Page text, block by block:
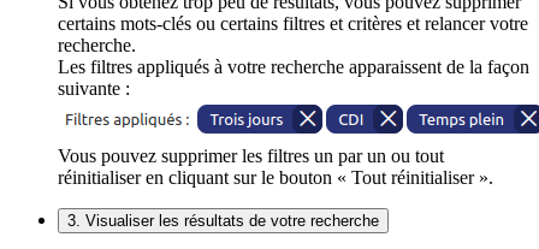
certains mots-clés ou certains filtres et critères et relancer votre
recherche.
Les filtres appliqués à votre recherche apparaissent de la façon
suivante :
Vous pouvez supprimer les filtres un par un ou tout
réinitialiser en cliquant sur le bouton « Tout réinitialiser ».
3. Visualiser les résultats de votre recherche